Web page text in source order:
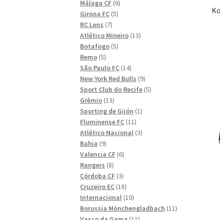
Málaga CF 66
produkter
Girona FC 55
RC Lens 77
produkter
Atlético Mineiro 1313
Botafogo 55
Remo 55
produkter
São Paulo FC 1414
produkter
New York Red Bulls 99
produkter
Sport Club do Recife 55
Grêmio 1313
produkter
Sporting de Gijón 11
Fluminense FC 1111
produkter
Atlético Nacional 33
Bahia 99
produkter
Valencia CF 66
Rangers 88
produkter
Córdoba CF 33
produkter
Cruzeiro EC 1818
produkter
Internacional 1010
produkter
Borussia Mönchengladbach 1111